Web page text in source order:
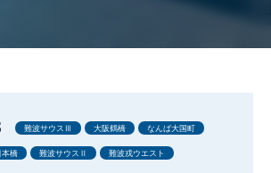
難波サウスⅢ 大阪鶴橋 なんば大国町
橋 難波サウスⅡ 難波戎ウエスト